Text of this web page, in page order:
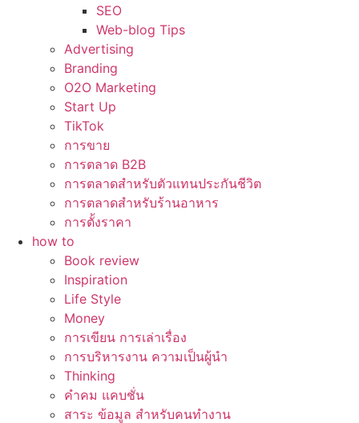
SEO
Web-blog Tips
Advertising
Branding
O2O Marketing
Start Up
TikTok
การขาย
การตลาด B2B
การตลาดสำหรับตัวแทนประกันชีวิต
การตลาดสำหรับร้านอาหาร
การตั้งราคา
how to
Book review
Inspiration
Life Style
Money
การเขียน การเล่าเรื่อง
การบริหารงาน ความเป็นผู้นำ
Thinking
คำคม แคบชั่น
สาระ ข้อมูล สำหรับคนทำงาน